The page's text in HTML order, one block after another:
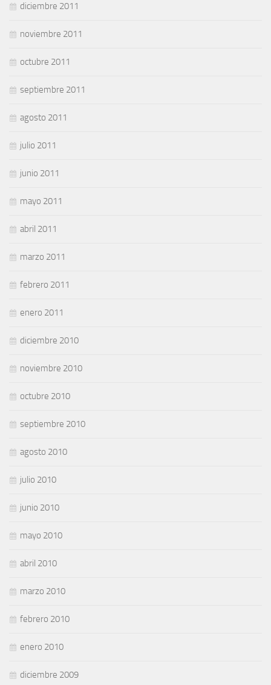
diciembre 2011
noviembre 2011
octubre 2011
septiembre 2011
agosto 2011
julio 2011
junio 2011
mayo 2011
abril 2011
marzo 2011
febrero 2011
enero 2011
diciembre 2010
noviembre 2010
octubre 2010
septiembre 2010
agosto 2010
julio 2010
junio 2010
mayo 2010
abril 2010
marzo 2010
febrero 2010
enero 2010
diciembre 2009